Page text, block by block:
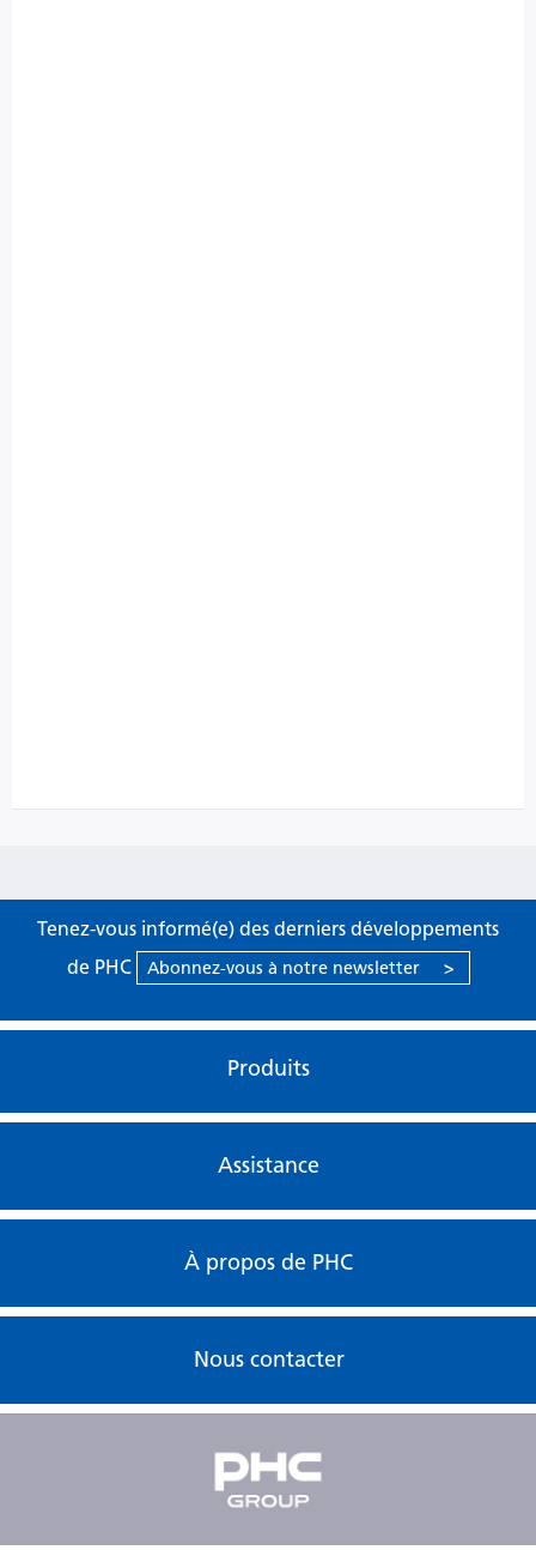
Tenez-vous informé(e) des derniers développements
de PHC
Abonnez-vous à notre newsletter >
Produits
Assistance
À propos de PHC
Nous contacter